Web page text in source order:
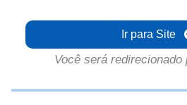
Ir para Site
Você será redirecionado